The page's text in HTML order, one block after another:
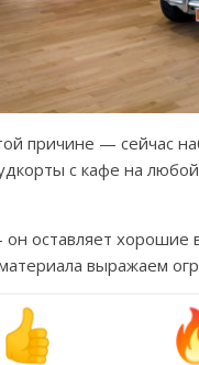
причине — сейчас
с кафе на
оставляет хорошие
выражаем